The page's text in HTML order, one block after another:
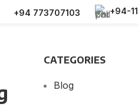
+94 773707103 +94-
CATEGORIES
Blog